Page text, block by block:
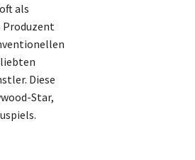
als
Produzent
Diese
Star,